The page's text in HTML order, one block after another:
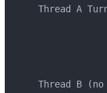
Thread A
Thread B